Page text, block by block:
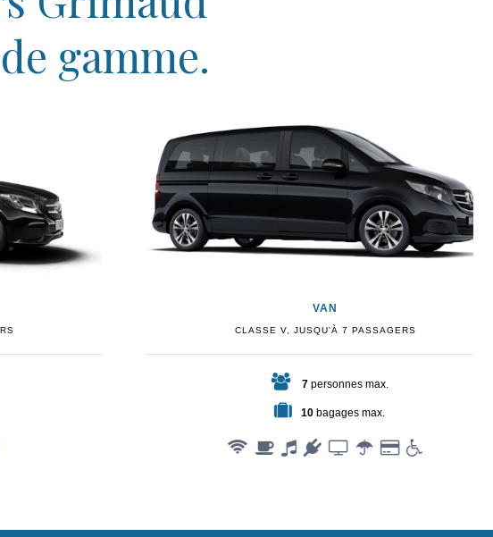
gamme.
CLASSE V, JUSQU'À 7 PASSAGERS
7personnes max.
10 bagages max.